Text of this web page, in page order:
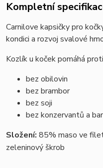
Kompletní
Carnilove kapsičky pro
kondici a rozvoj svalové
Kozlík u koček pomáhá
bez obilovin
bez brambor
bez soji
bez konzervantů a
Složení: 85% maso ve
zeleninový škrob